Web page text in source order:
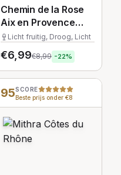
Chemin de la Rose
Aix en Provence
Rose
Licht fruitig, Droog, Licht
€6,99€8,99 -22%
95SCORE
Beste prijs onder €8